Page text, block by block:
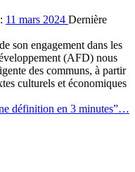
11 mars 2024 Dernière
son engagement dans les
(AFD) nous
des communs, à partir
culturels et économiques
définition en 3 minutes”…